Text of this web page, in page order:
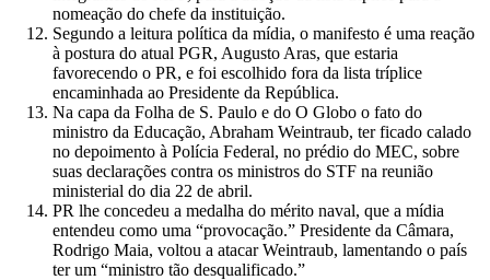
nomeação do chefe da instituição.
Segundo a leitura política da mídia, o manifesto é uma reação
à postura do atual PGR, Augusto Aras, que estaria
favorecendo o PR, e foi escolhido fora da lista tríplice
encaminhada ao Presidente da República.
Na capa da Folha de S. Paulo e do O Globo o fato do
ministro da Educação, Abraham Weintraub, ter ficado calado
no depoimento à Polícia Federal, no prédio do MEC, sobre
suas declarações contra os ministros do STF na reunião
ministerial do dia 22 de abril.
PR lhe concedeu a medalha do mérito naval, que a mídia
entendeu como uma “provocação.” Presidente da Câmara,
Rodrigo Maia, voltou a atacar Weintraub, lamentando o país
ter um “ministro tão desqualificado.”